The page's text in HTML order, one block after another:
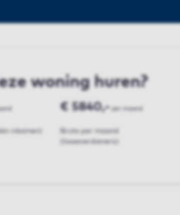
woning huren?
inkomen)
€ 5840,- per maand
Bruto per maand
(tweeverdieners)